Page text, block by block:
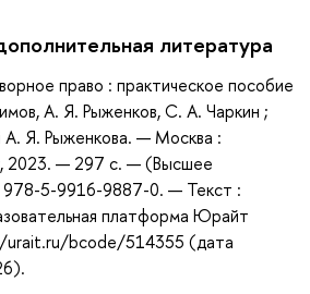
литература
право : практическое пособие
А. Я. Рыженков, С. А. Чаркин ;
Я. Рыженкова. — Москва :
2023. — 297 с. — (Высшее
978-5-9916-9887-0. — Текст :
платформа Юрайт
bcode/514355 (дата